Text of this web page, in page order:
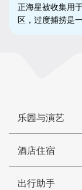
正海星被收集用
区，过度捕捞是
乐园与演艺
酒店住宿
出行助手